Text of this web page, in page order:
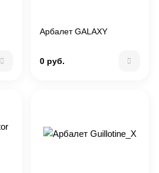
Арбалет GALAXY
0 руб.